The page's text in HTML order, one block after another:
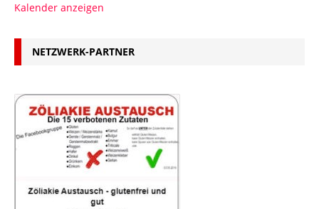
Kalender anzeigen
NETZWERK-PARTNER